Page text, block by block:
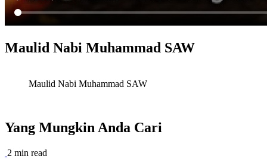
Maulid Nabi Muhammad SAW
Maulid Nabi Muhammad SAW
Yang Mungkin Anda Cari
2 min read